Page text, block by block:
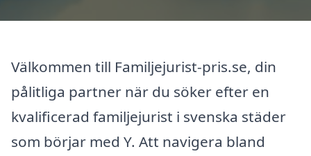
Välkommen till Familjejurist-pris.se, din
pålitliga partner när du söker efter en
kvalificerad familjejurist i svenska städer
som börjar med Y. Att navigera bland